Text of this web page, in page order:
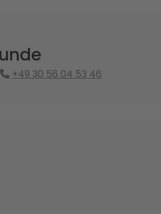
+49 30 56 04 53 46